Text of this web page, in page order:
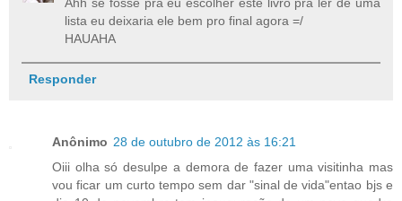
lista eu deixaria ele bem pro final agora =/
HAUAHA
Responder
Anônimo 28 de outubro de 2012 às 16:21
Oiii olha só desulpe a demora de fazer uma visitinha mas
vou ficar um curto tempo sem dar "sinal de vida"entao bjs e